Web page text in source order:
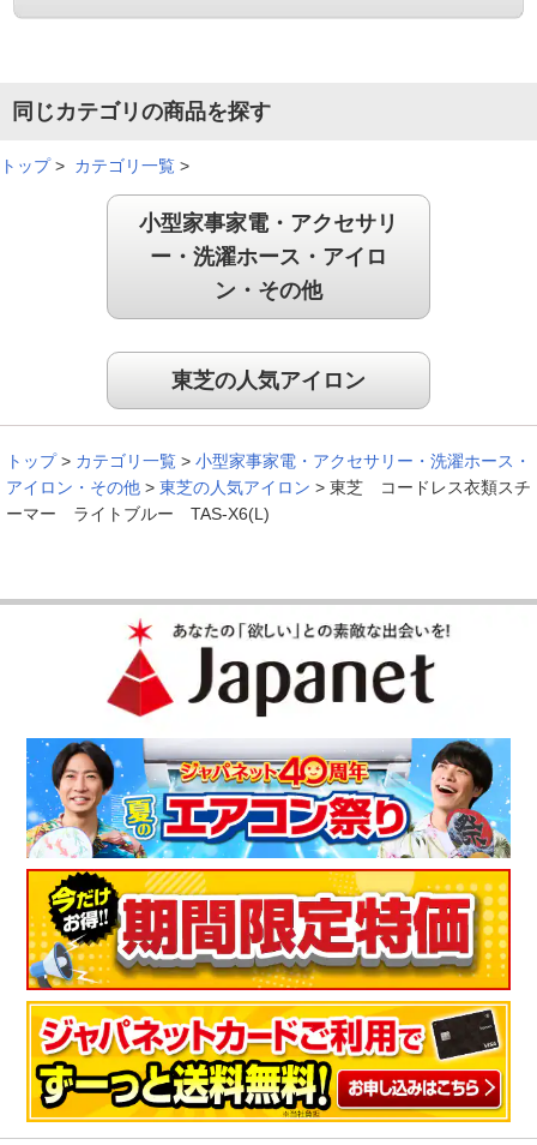
スチ－ムとしての役割、アイロン台の通常使用共に便利に使え
て期待通りです。
（
スチ－ムが連続して使えるのでとても便
コ－ドレスで使い易く、またスチ－ムが連続して使えるのでと
（ 群馬県 60代M.T様）
コ－ドレスなのでコ－ドが届かないところでもちょっとした皺
を伸ばしたりするのにすごく便利でした。
宮城県 40代
滑りもよく小ぶりで軽く使い勝手が良
い！
使い始めは土台から本体をはずす時、戸惑いましたが、慣れた
ら大丈夫でした。すぐに温まるし、滑りもよく小ぶりで軽く使
い勝手が良い製品した。
（ 東京都 60代 Y.M様）
コ－ドを気にすることなく使用できて良
い！
コ－ドレスを希望していたので、購入した。実際使用してみる
と、コ－ドを気にすることなく使用でき購入してよかったと思
う。
同じカテゴリの商品を探す
トップ> カテゴリ一覧 >
小型家事家電・アクセサリ
ー・洗濯ホース・アイロ
ン・その他
東芝の人気アイロン
トップ > カテゴリ一覧 > 小型家事家電・アクセサリー・洗濯ホース・
アイロン・その他 > 東芝の人気アイロン > 東芝 コードレス衣類スチ
ーマー ライトブルー TAS-X6(L)